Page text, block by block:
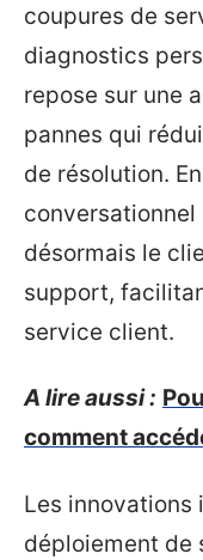
coupures de
diagnostics
repose sur une
pannes qui
de résolution.
désormais le
support,
service client.
A lire aussi :
comment
Les innovations
déploiement de